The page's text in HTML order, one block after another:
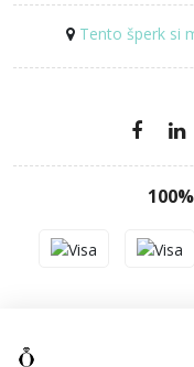
Tento šperk si